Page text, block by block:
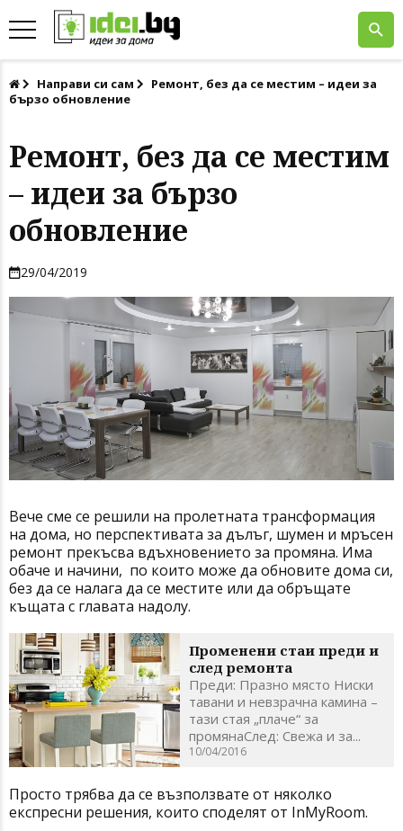
Направи си сам
Ремонт, без да се местим – идеи за
бързо обновление
Ремонт, без да се местим
– идеи за бързо
обновление
29/04/2019
Вече сме се решили на пролетната трансформация
на дома, но перспективата за дълъг, шумен и мръсен
ремонт прекъсва вдъхновението за промяна. Има
обаче и начини, по които може да обновите дома си,
без да се налага да се местите или да обръщате
къщата с главата надолу.
Променени стаи преди и
след ремонта
Преди: Празно място Ниски
тавани и невзрачна камина –
тази стая „плаче“ за
промянаСлед: Свежа и за...
10/04/2016
Просто трябва да се възползвате от няколко
експресни решения, които споделят от InMyRoom.